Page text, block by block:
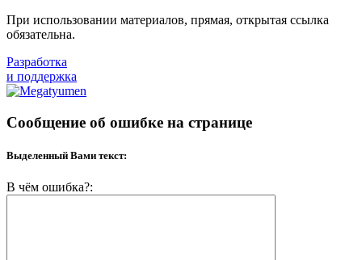
При использовании материалов, прямая, открытая ссылка
обязательна.
Разработка
и поддержка
Сообщение об ошибке на странице
Выделенный Вами текст:
В чём ошибка?: